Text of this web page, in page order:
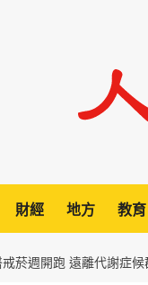
財經 地方 教育
菸週開跑 遠離代謝症候